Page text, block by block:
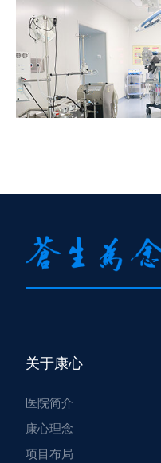
关于康心
医院简介
康心理念
项目布局